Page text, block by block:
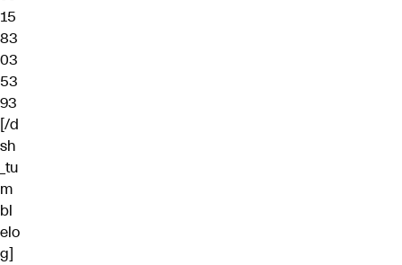
15
83
03
53
93
[/d
sh
_tu
m
bl
elo
g]